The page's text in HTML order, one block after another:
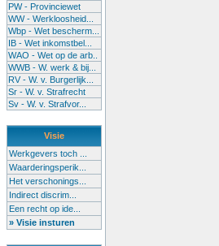
PW - Provinciewet
WW - Werkloosheid...
Wbp - Wet bescherm...
IB - Wet inkomstbel...
WAO - Wet op de arb..
WWB - W. werk & bij...
RV - W. v. Burgerlijk...
Sr - W. v. Strafrecht
Sv - W. v. Strafvor...
Visie
Werkgevers toch ...
Waarderingsperik...
Het verschonings...
Indirect discrim...
Een recht op ide...
» Visie insturen